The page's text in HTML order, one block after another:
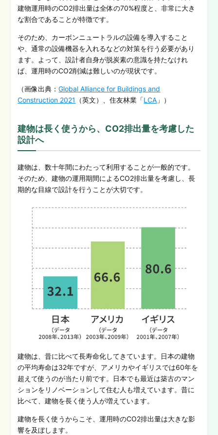
建物運用時のCO2排出量は全体の70%程度と、非常に大き
な割合であることが特徴です。
そのため、カーボンニュートラルの設備を導入すること
や、通常の設備機器を入れるなどの対策を行う必要があり
ます。 よって、設計者自身が脱炭素の意識を持たなけれ
ば、運用時のCO2削減は難しいのが現状です。
（画像出典：Global Alliance for Buildings and
Construction 2021
（英文）、住友林業「LCA 」）
建物は長く使うから、CO2排出量を考慮した
設計へ
建物は、数十年間にわたって利用することが一般的です。
そのため、建物の運用期間によるCO2排出量を考慮し、長
期的な目線で設計を行うことが大切です。
建物は、昔に比べて長寿命化してきています。日本の建物
の平均寿命は32年ですが、アメリカやイギリスでは60年を
超えて使うのが当たり前です。日本でも最近は築古のマン
ションをリノベーションして住む人も増えています。昔に
比べて、建物を長く使う人が増えています。
建物を長く使うからこそ、運用時のCO2排出量は大きな影
響を及ぼします。